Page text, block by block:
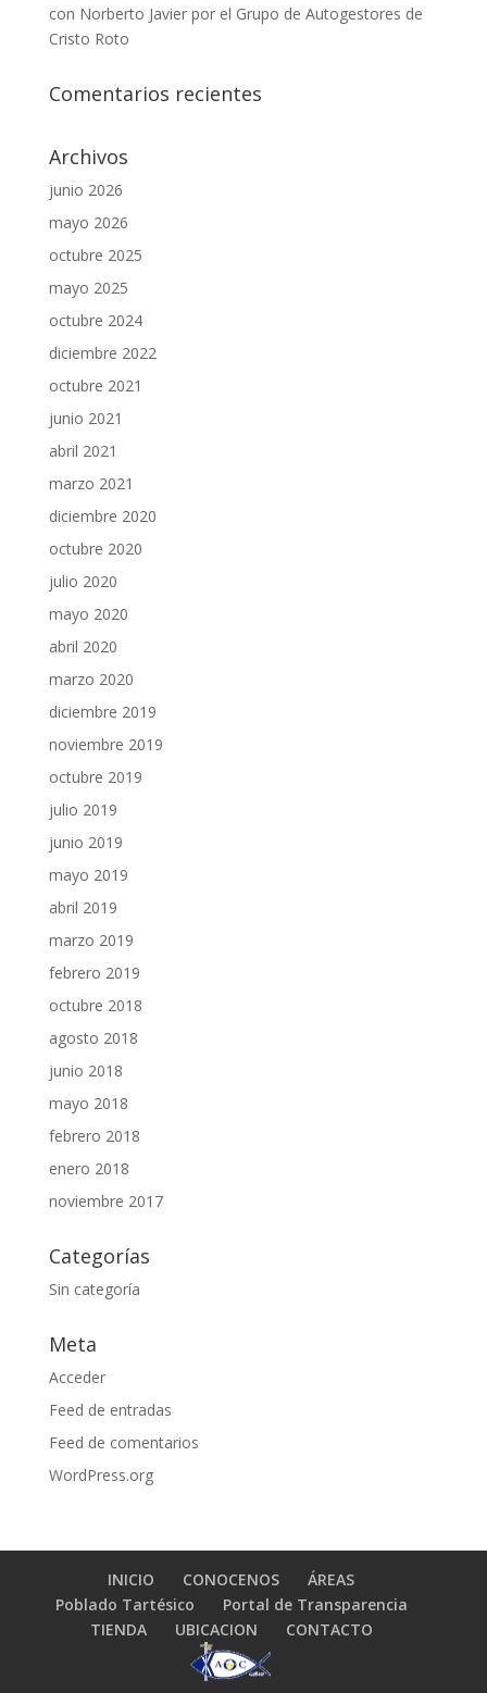
con Norberto Javier por el Grupo de Autogestores de
Cristo Roto
Comentarios recientes
Archivos
junio 2026
mayo 2026
octubre 2025
mayo 2025
octubre 2024
diciembre 2022
octubre 2021
junio 2021
abril 2021
marzo 2021
diciembre 2020
octubre 2020
julio 2020
mayo 2020
abril 2020
marzo 2020
diciembre 2019
noviembre 2019
octubre 2019
julio 2019
junio 2019
mayo 2019
abril 2019
marzo 2019
febrero 2019
octubre 2018
agosto 2018
junio 2018
mayo 2018
febrero 2018
enero 2018
noviembre 2017
Categorías
Sin categoría
Meta
Acceder
Feed de entradas
Feed de comentarios
WordPress.org
INICIO CONOCENOS
ÁREAS
Poblado Tartésico
Portal de Transparencia
TIENDA
UBICACION CONTACTO